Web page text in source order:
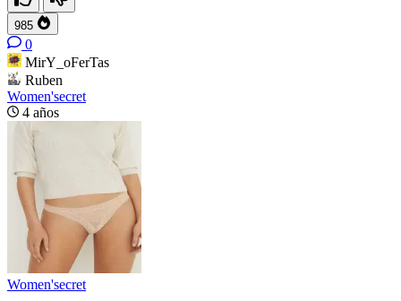
985
0
MirY_oFerTas
Ruben
Women'secret
4 años
Women'secret